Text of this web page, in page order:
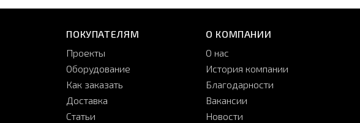
ПОКУПАТЕЛЯМ
Проекты
Оборудование
Как заказать
Доставка
Статьи
О КОМПАНИИ
О нас
История компании
Благодарности
Вакансии
Новости